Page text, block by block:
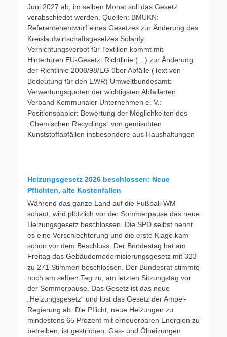
Juni 2027 ab, im selben Monat soll das Gesetz
verabschiedet werden. Quellen: BMUKN:
Referentenentwurf eines Gesetzes zur Änderung des
Kreislaufwirtschaftsgesetzes Solarify:
Vernichtungsverbot für Textilien kommt mit
Hintertüren EU-Gesetz: Richtlinie (…) zur Änderung
der Richtlinie 2008/98/EG über Abfälle (Text von
Bedeutung für den EWR) Umweltbundesamt:
Verwertungsquoten der wichtigsten Abfallarten
Verband Kommunaler Unternehmen e. V.:
Positionspapier: Bewertung der Möglichkeiten des
„Chemischen Recyclings“ von gemischten
Kunststoffabfällen insbesondere aus Haushaltungen
Heizungsgesetz 2026 beschlossen: Neue
Pflichten, alte Kostenfallen
Während das ganze Land auf die Fußball-WM
schaut, wird plötzlich vor der Sommerpause das neue
Heizungsgesetz beschlossen. Die SPD selbst nennt
es eine Verschlechterung und die erste Klage kam
schon vor dem Beschluss. Der Bundestag hat am
Freitag das Gebäudemodernisierungsgesetz mit 323
zu 271 Stimmen beschlossen. Der Bundesrat stimmte
noch am selben Tag zu, am letzten Sitzungstag vor
der Sommerpause. Das Gesetz ist das neue
„Heizungsgesetz“ und löst das Gesetz der Ampel-
Regierung ab. Die Pflicht, neue Heizungen zu
mindestens 65 Prozent mit erneuerbaren Energien zu
betreiben, ist gestrichen. Gas- und Ölheizungen